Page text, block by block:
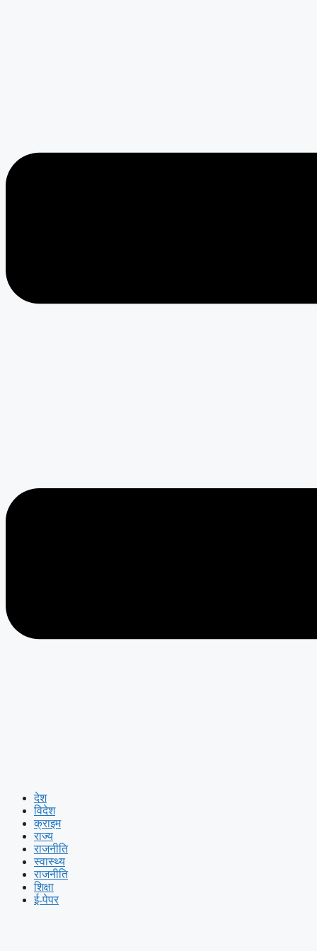
देश
विदेश
क्राइम
राज्य
राजनीति
स्वास्थ्य
राजनीति
शिक्षा
ई-पेपर